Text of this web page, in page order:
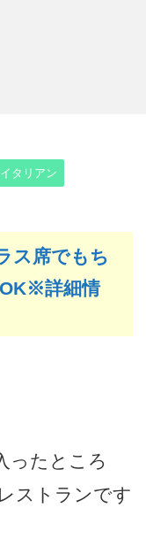
イタリアン
ス席でもち
詳細情
ったところ
ストランです